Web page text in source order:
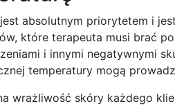
absolutnym priorytetem i
które terapeuta musi brać
i innymi negatywnymi
temperatury mogą
wrażliwość skóry każdego